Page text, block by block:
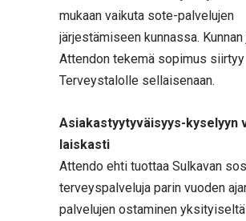
mukaan vaikuta sote-palvelujen
järjestämiseen kunnassa. Kunnan
Attendon tekemä sopimus siirtyy
Terveystalolle sellaisenaan.
Asiakastyytyväisyys-kyselyyn
laiskasti
Attendo ehti tuottaa Sulkavan
terveyspalveluja parin vuoden
palvelujen ostaminen yksityiseltä